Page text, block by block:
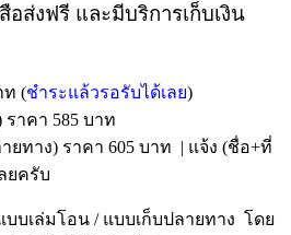
ส่งฟรี และมีบริการเก็บเงิน
ท (ชำระแล้วรอรับได้เลย)
าคา 585 บาท
ยทาง) ราคา 605 บาท | แจ้ง (ชื่อ+ที่
ยครับ
บบเล่มโอน / แบบเก็บปลายทาง โดย